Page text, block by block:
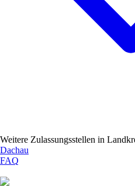
Weitere Zulassungsstellen in
Dachau
FAQ